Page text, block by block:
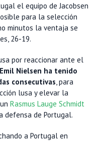
el equipo de Jacobsen
para la selección
minutos la ventaja se
26-19.
por reaccionar ante el
Emil Nielsen ha tenido
consecutivas , para
lusa y elevar la
Rasmus Lauge Schmidt
defensa de Portugal.
a Portugal en